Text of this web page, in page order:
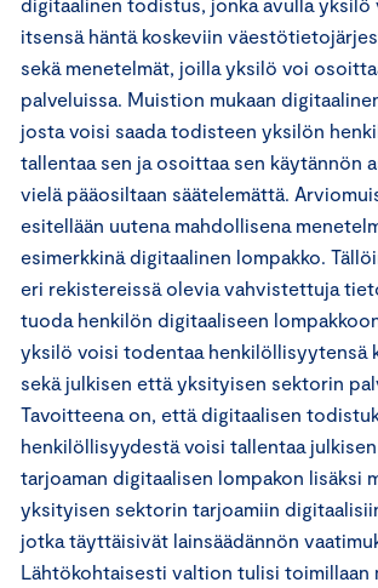
itsensä häntä koskeviin
sekä menetelmät, joilla yksilö voi
palveluissa. Muistion mukaan
josta voisi saada todisteen yksilön
tallentaa sen ja osoittaa sen käytännön
vielä pääosiltaan säätelemättä.
esitellään uutena mahdollisena
esimerkkinä digitaalinen lompakko.
eri rekistereissä olevia vahvistettuja
tuoda henkilön digitaaliseen
yksilö voisi todentaa henkilöllisyytensä
sekä julkisen että yksityisen sektorin
Tavoitteena on, että digitaalisen
henkilöllisyydestä voisi tallentaa
tarjoaman digitaalisen lompakon lisäksi
yksityisen sektorin tarjoamiin
jotka täyttäisivät lainsäädännön
Lähtökohtaisesti valtion tulisi toimillaan